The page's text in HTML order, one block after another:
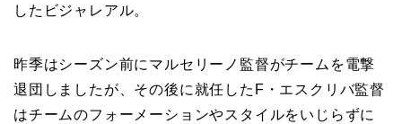
したビジャレアル。
昨季はシーズン前にマルセリーノ監督がチームを電撃
退団しましたが、その後に就任したF・エスクリバ監督
はチームのフォーメーションやスタイルをいじらずに